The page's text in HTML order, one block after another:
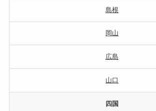
島根
岡山
広島
山口
四国